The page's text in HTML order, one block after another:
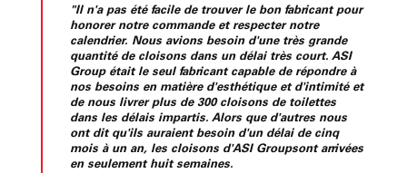
"Il n'a pas été facile de trouver le bon fabricant pour
honorer notre commande et respecter notre
calendrier. Nous avions besoin d'une très grande
quantité de cloisons dans un délai très court. ASI
Group était le seul fabricant capable de répondre à
nos besoins en matière d'esthétique et d'intimité et
de nous livrer plus de 300 cloisons de toilettes
dans les délais impartis. Alors que d'autres nous
ont dit qu'ils auraient besoin d'un délai de cinq
mois à un an, les cloisons d'ASI Groupsont arrivées
en seulement huit semaines.